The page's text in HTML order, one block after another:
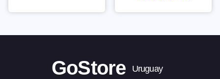
GoStore Uruguay